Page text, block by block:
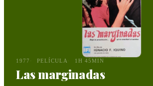
1977 PELÍCULA 1H 45MIN
Las marginadas